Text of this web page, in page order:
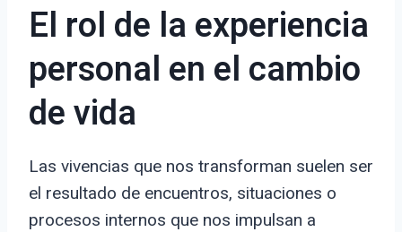
El rol de la experiencia
personal en el cambio
de vida
Las vivencias que nos transforman suelen ser
el resultado de encuentros, situaciones o
procesos internos que nos impulsan a